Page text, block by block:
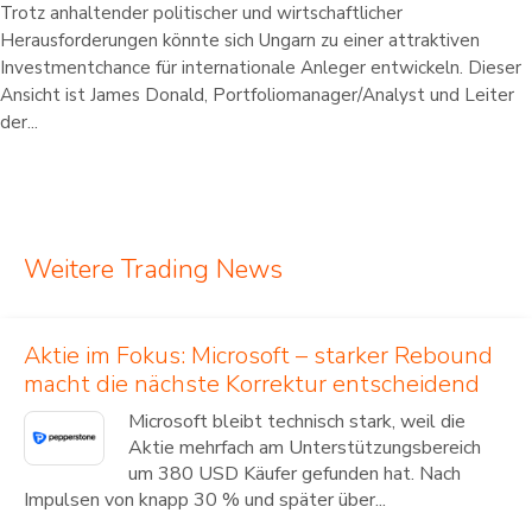
Trotz anhaltender politischer und wirtschaftlicher
Herausforderungen könnte sich Ungarn zu einer attraktiven
Investmentchance für internationale Anleger entwickeln. Dieser
Ansicht ist James Donald, Portfoliomanager/Analyst und Leiter
der...
Weitere Trading News
Aktie im Fokus: Microsoft – starker Rebound
macht die nächste Korrektur entscheidend
Microsoft bleibt technisch stark, weil die
Aktie mehrfach am Unterstützungsbereich
um 380 USD Käufer gefunden hat. Nach
Impulsen von knapp 30 % und später über...